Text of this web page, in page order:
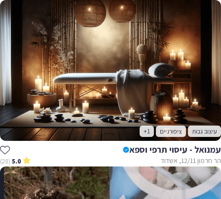
עיצוב גבות ציפורניים +1
עמנואל - עיסוי תרפי וספא
הר חרמון 12/11, אשדוד 5.0
(28)